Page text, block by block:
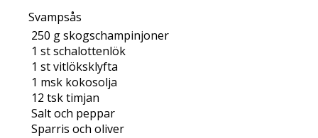
Svampsås
250 gskogschampinjoner
1 stschalottenlök
1 stvitlöksklyfta
1 msk kokosolja
12 tsktimjan
Salt och peppar
Sparris och oliver